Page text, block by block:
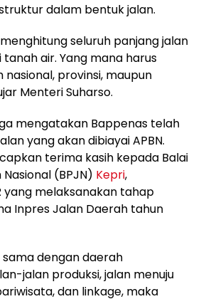
dalam bentuk jalan.
seluruh panjang jalan
air. Yang mana harus
nasional, provinsi, maupun
Menteri Suharso.
mengatakan Bappenas telah
yang akan dibiayai APBN.
terima kasih kepada Balai
(BPJN) Kepri,
yang melaksanakan tahap
Inpres Jalan Daerah tahun
dengan daerah
jalan produksi, jalan menuju
dan linkage, maka